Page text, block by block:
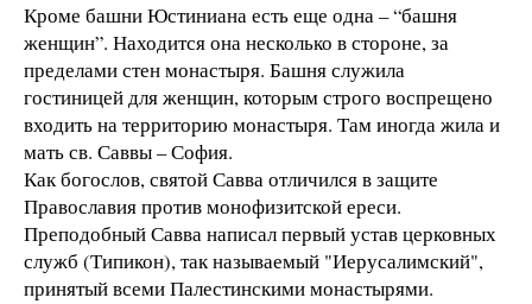
Кроме башни Юстиниана есть еще одна – “башня
женщин”. Находится она несколько в стороне, за
пределами стен монастыря. Башня служила
гостиницей для женщин, которым строго воспрещено
входить на территорию монастыря. Там иногда жила и
мать св. Саввы – София.
Как богослов, святой Савва отличился в защите
Православия против монофизитской ереси.
Преподобный Савва написал первый устав церковных
служб (Типикон), так называемый "Иерусалимский",
принятый всеми Палестинскими монастырями.